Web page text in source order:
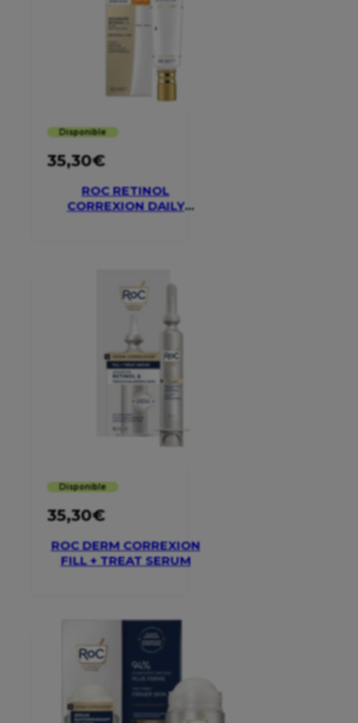
Disponible
35,30€
ROC RETINOL
CORREXION DAILY
Disponible
35,30€
ROC DERM CORREXION
FILL + TREAT SERUM